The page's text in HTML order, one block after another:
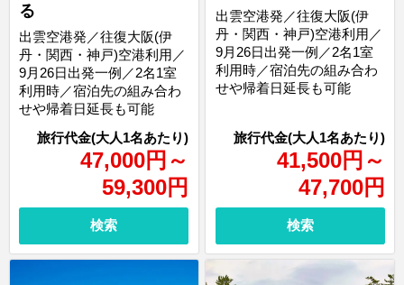
る
47,000円 ～
59,300円
出雲空港発／往復大阪(伊
丹・関西・神戸)空港利用／
9月26日出発一例／2名1室
利用時／宿泊先の組み合わ
せや帰着日延長も可能
検索
41,500円 ～
47,700円
出雲空港発／往復大阪(伊
丹・関西・神戸)空港利用／
9月26日出発一例／2名1室
利用時／宿泊先の組み合わ
せや帰着日延長も可能
検索